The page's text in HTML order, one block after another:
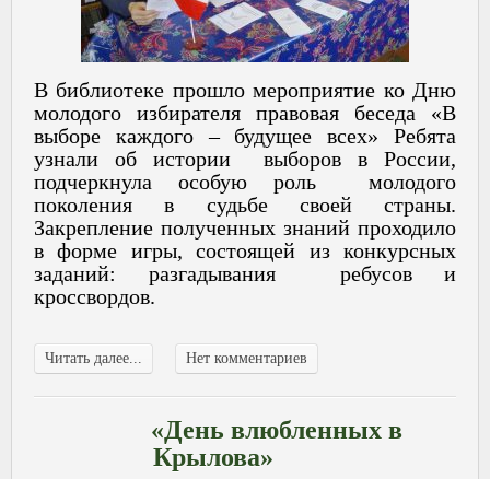
В библиотеке прошло мероприятие ко Дню
молодого избирателя правовая беседа «В
выборе каждого – будущее всех» Ребята
узнали об истории выборов в России,
подчеркнула особую роль молодого
поколения в судьбе своей страны.
Закрепление полученных знаний проходило
в форме игры, состоящей из конкурсных
заданий: разгадывания ребусов и
кроссвордов.
Читать далее... Нет комментариев
«День влюбленных в
Крылова»